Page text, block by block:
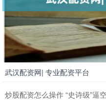
武汉配资网| 专业配资平台
炒股配资怎么操作 “史诗级”逼